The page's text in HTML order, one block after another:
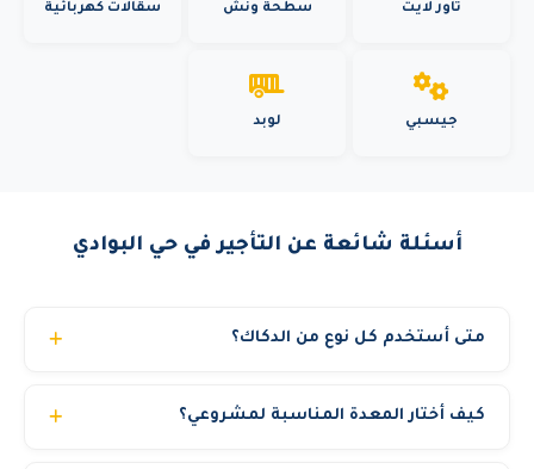
تاور لايت سطحة ونش سقالات كهربائية
جيسبي لوبد
أسئلة شائعة عن التأجير في حي البوادي
متى أستخدم كل نوع من الدكاك؟
الغنم للتربة الطينية والمتماسكة. الدكاك اليدوي لحول الأنابيب
كيف أختار المعدة المناسبة لمشروعي؟